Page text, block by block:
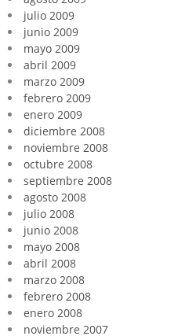
julio 2009
junio 2009
mayo 2009
abril 2009
marzo 2009
febrero 2009
enero 2009
diciembre 2008
noviembre 2008
octubre 2008
septiembre 2008
agosto 2008
julio 2008
junio 2008
mayo 2008
abril 2008
marzo 2008
febrero 2008
enero 2008
noviembre 2007